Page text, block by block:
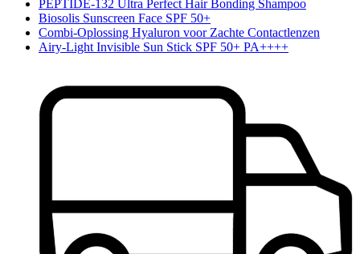
PEPTIDE-132 Ultra Perfect Hair Bonding Shampoo
Biosolis Sunscreen Face SPF 50+
Combi-Oplossing Hyaluron voor Zachte Contactlenzen
Airy-Light Invisible Sun Stick SPF 50+ PA++++